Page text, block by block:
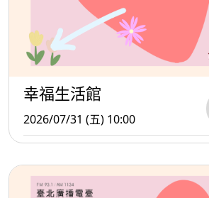
幸福生活館
2026/07/31 (五) 10:00